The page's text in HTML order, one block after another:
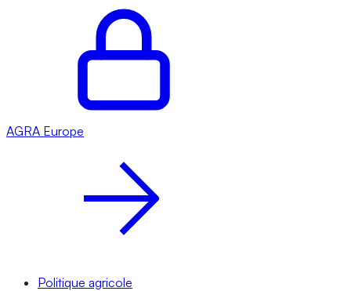
AGRA Europe
Politique agricole